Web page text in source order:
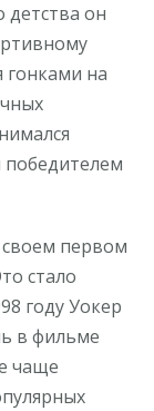
детства он
гонками на
победителем
своем первом
стало
году Уокер
в фильме
чаще